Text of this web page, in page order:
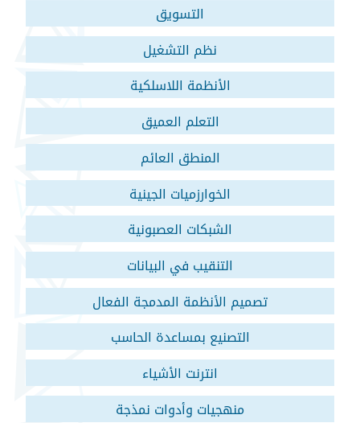
التسويق
نظم التشغيل
الأنظمة اللاسلكية
التعلم العميق
المنطق العائم
الخوارزميات الجينية
الشبكات العصبونية
التنقيب في البيانات
تصميم الأنظمة المدمجة الفعال
التصنيع بمساعدة الحاسب
انترنت الأشياء
منهجيات وأدوات نمذجة